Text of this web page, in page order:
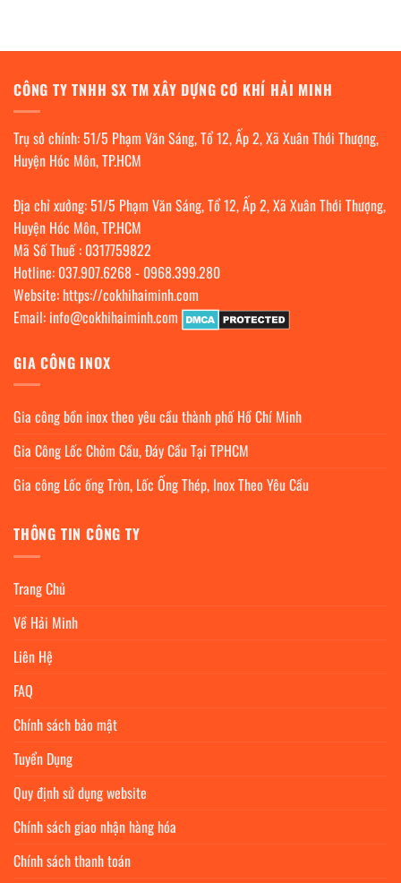
CÔNG TY TNHH SX TM XÂY DỰNG CƠ KHÍ HẢI MINH
Trụ sở chính: 51/5 Phạm Văn Sáng, Tổ 12, Ấp 2, Xã Xuân Thới Thượng,
Huyện Hóc Môn, TP.HCM
Địa chỉ xưởng: 51/5 Phạm Văn Sáng, Tổ 12, Ấp 2, Xã Xuân Thới Thượng,
Huyện Hóc Môn, TP.HCM
Mã Số Thuế : 0317759822
Hotline: 037.907.6268- 0968.399.280
Website: https://cokhihaiminh.com
Email: info@cokhihaiminh.com
GIA CÔNG INOX
Gia công bồn inox theo yêu cầu thành phố Hồ Chí Minh
Gia Công Lốc Chỏm Cầu, Đáy Cầu Tại TPHCM
Gia công Lốc ống Tròn, Lốc Ống Thép, Inox Theo Yêu Cầu
THÔNG TIN CÔNG TY
Trang Chủ
Về Hải Minh
Liên Hệ
FAQ
Chính sách bảo mật
Tuyển Dụng
Quy định sử dụng website
Chính sách giao nhận hàng hóa
Chính sách thanh toán